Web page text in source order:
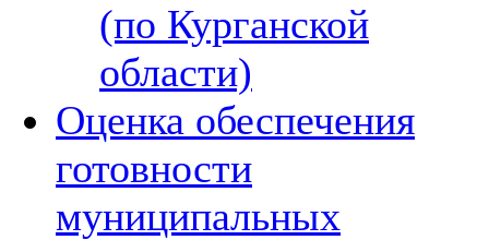
(по Курганской
области)
Оценка обеспечения
готовности
муниципальных